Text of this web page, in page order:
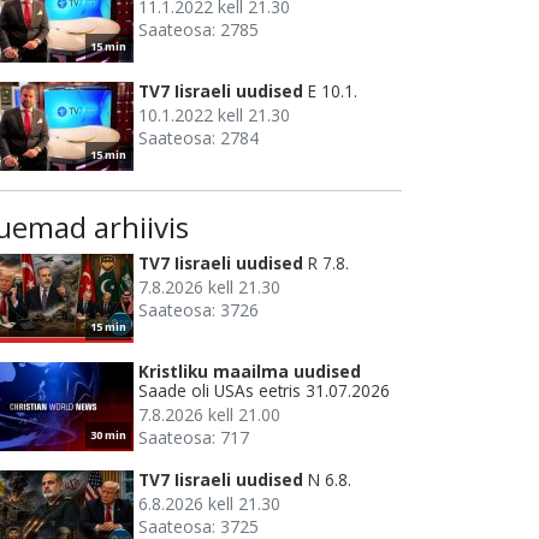
15 min
11.1.2022 kell 21.30
Saateosa: 2785
15 min
TV7 Iisraeli uudised E 10.1.
10.1.2022 kell 21.30
Saateosa: 2784
arhiivis
15 min
TV7 Iisraeli uudised R 7.8.
7.8.2026 kell 21.30
Saateosa: 3726
30 min
Kristliku maailma uudised
Saade oli USAs eetris 31.07.2026
7.8.2026 kell 21.00
Saateosa: 717
TV7 Iisraeli uudised N 6.8.
6.8.2026 kell 21.30
Saateosa: 3725